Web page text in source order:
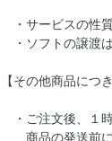
・サービスの性
・ソフトの譲渡
【その他商品につ
・ご注文後、１
商品の発送前に